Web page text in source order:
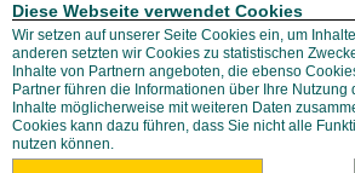
Diese Webseite verwendet Cookies
Wir setzen auf unserer Seite Cookies ein, um
anderen setzten wir Cookies zu statistischen
Inhalte von Partnern angeboten, die ebenso
Partner führen die Informationen über Ihre Nutzung
Inhalte möglicherweise mit weiteren Daten
Cookies kann dazu führen, dass Sie nicht alle
nutzen können.